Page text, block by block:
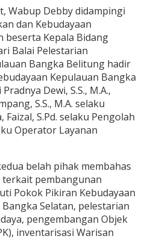
Wabup Debby didampingi
dan Kebudayaan
beserta Kepala Bidang
Balai Pelestarian
Bangka Belitung hadir
Kepulauan Bangka
Dewi, S.S., M.A.,
S.S., M.A. selaku
S.Pd. selaku Pengolah
Operator Layanan
belah pihak membahas
pembangunan
Pokok Pikiran Kebudayaan
Selatan, pelestarian
pengembangan Objek
inventarisasi Warisan